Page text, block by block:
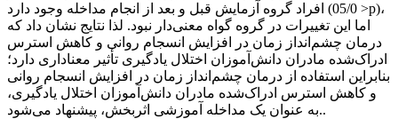
افراد گروه آزمایش قبل و بعد از انجام مداخله وجود دارد (05/0 >p)،
اما این تغییرات در گروه گواه معنی‌دار نبود. لذا نتایج نشان داد که
درمان چشم‌انداز زمان در افزایش انسجام روانی و کاهش استرس
ادراک‌شده مادران دانش‌آموزان اختلال یادگیری تأثیر معناداری دارد؛
بنابراین استفاده از درمان چشم‌انداز زمان در افزایش انسجام روانی
و کاهش استرس ادراک‌شده مادران دانش‌آموزان اختلال یادگیری،
به عنوان یک مداخله آموزشی اثربخش، پیشنهاد می‌شود..